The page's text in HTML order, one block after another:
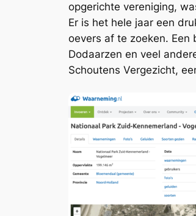
opgerichte vereniging,
Er is het hele jaar een
oevers af te zoeken. Een
Dodaarzen en veel
Schoutens Vergezicht,